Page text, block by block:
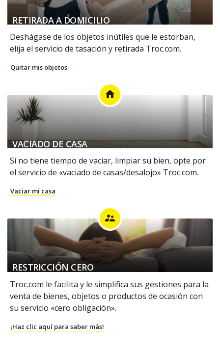
RETIRADA A DOMICILIO
Deshágase de los objetos inútiles que le estorban,
elija el servicio de tasación y retirada Troc.com.
Quitar mis objetos
home
VACIADO DE CASA
Si no tiene tiempo de vaciar, limpiar su bien, opte por
el servicio de «vaciado de casas/desalojo» Troc.com.
Vaciar mi casa
supervisor_account
RESTRICCIÓN CERO
Troc.com le facilita y le simplifica sus gestiones para la
venta de bienes, objetos o productos de ocasión con
su servicio «cero obligación».
¡Haz clic aquí para saber más!